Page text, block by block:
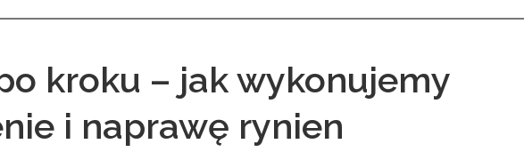
kroku – jak wykonujemy
i naprawę rynien